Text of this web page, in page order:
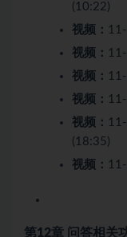
(10:22)
视频：
视频：
视频：
视频：
视频：
(18:35)
视频：
第12章 问答相关